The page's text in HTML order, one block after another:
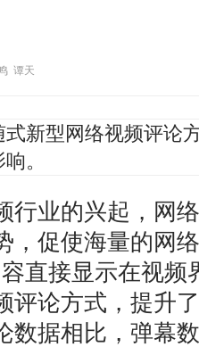
谭天
新型网络视频评论
。
业的兴起，网络
，促使海量的网
直接显示在视频
评论方式，提升
数据相比，弹幕